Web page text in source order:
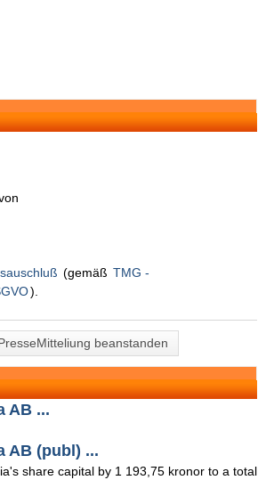
(gemäß TMG -
).
beanstanden
AB ...
AB (publ) ...
share capital by 1 193,75 kronor to a total